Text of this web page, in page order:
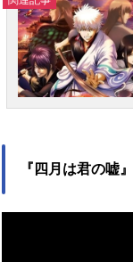
『四月は君の嘘